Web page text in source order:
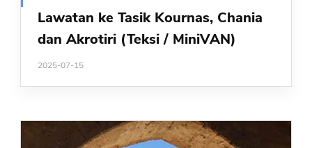
Lawatan ke Tasik Kournas, Chania
dan Akrotiri (Teksi / MiniVAN)
2025-07-15